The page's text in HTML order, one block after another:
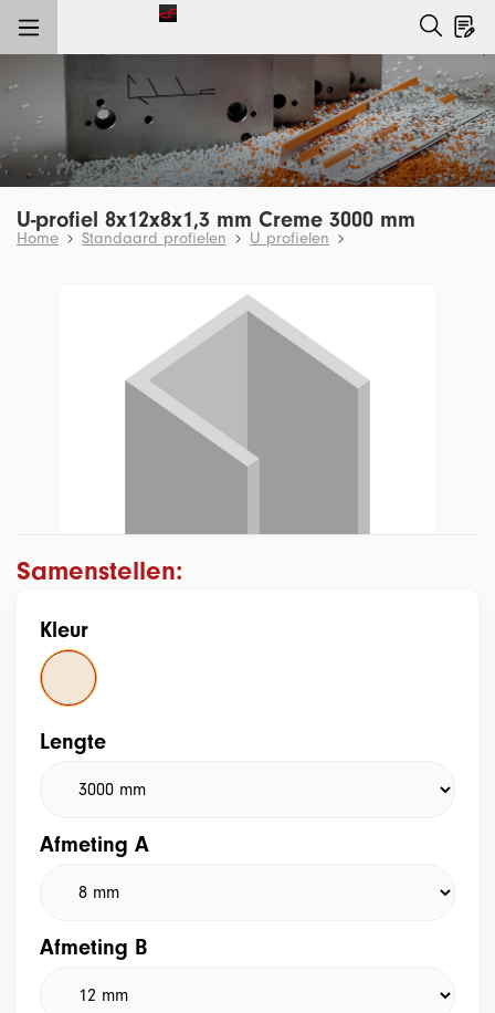
U-profiel 8x12x8x1,3 mm Creme 3000 mm
Home Standaard profielen U profielen
Samenstellen:
Kleur
Lengte
Afmeting A
Afmeting B